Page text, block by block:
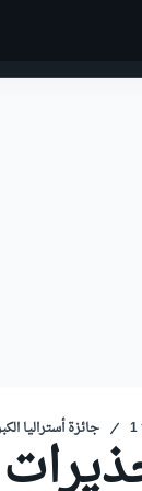
جائزة أستراليا